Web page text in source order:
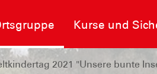
Kurse und
2021 "Unsere bunte